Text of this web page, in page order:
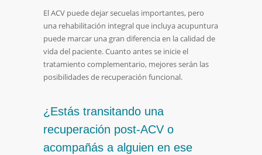
El ACV puede dejar secuelas importantes, pero
una rehabilitación integral que incluya acupuntura
puede marcar una gran diferencia en la calidad de
vida del paciente. Cuanto antes se inicie el
tratamiento complementario, mejores serán las
posibilidades de recuperación funcional.
¿Estás transitando una
recuperación post-ACV o
acompañás a alguien en ese